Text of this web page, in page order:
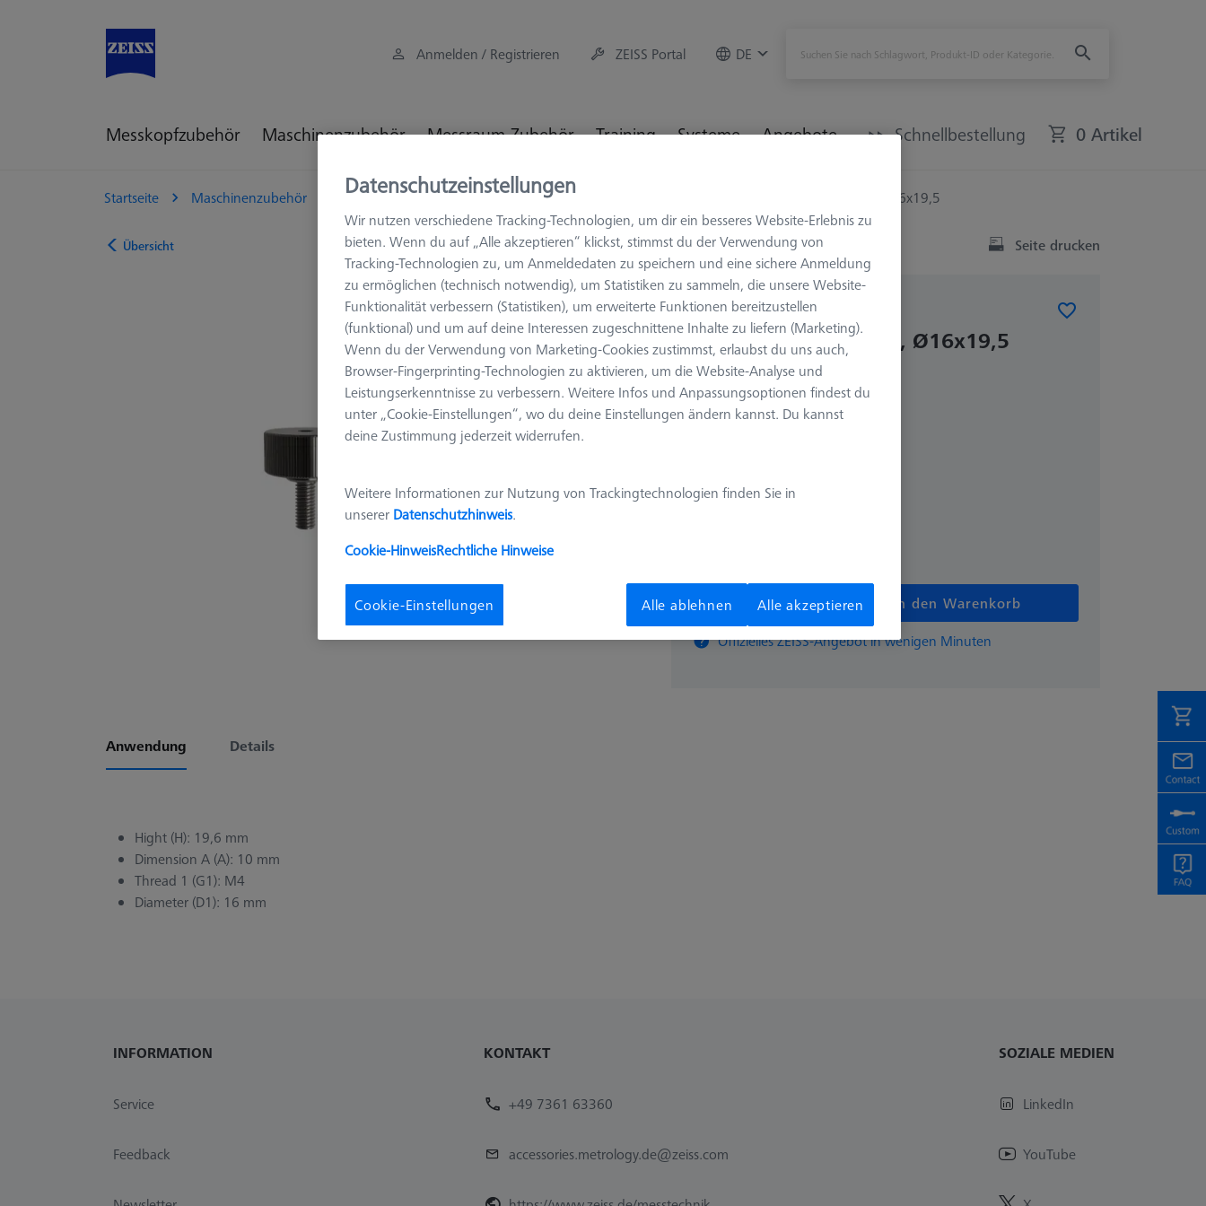
Anmelden / Registrieren ZEISS Portal DE
Messkopfzubehör Maschinenzubehör Messraum-Zubehör Training Systeme Angebote Schnellbestellung 0 Artikel
Startseite Maschinenzubehör KMG Zubehör Aufspannmittel Rändelschraube - M4, Ø16x19,5
Seite drucken
Übersicht
EINZELTEILE DER SETS
Rändelschraube - M4, Ø16x19,5
000000-0741-449
20,00 € zzgl. USt.
Stk
In den Warenkorb
Offizielles ZEISS-Angebot in wenigen Minuten
Anwendung Details
Hight (H): 19,6 mm
Dimension A (A): 10 mm
Thread 1 (G1): M4
Diameter (D1): 16 mm
INFORMATION
Service
Feedback
KONTAKT
+49 7361 63360
accessories.metrology.de@zeiss.com
SOZIALE MEDIEN
LinkedIn
YouTube
Datenschutzeinstellungen
Wir nutzen verschiedene Tracking-Technologien, um dir ein besseres Website-Erlebnis zu
bieten. Wenn du auf „Alle akzeptieren“ klickst, stimmst du der Verwendung von
Tracking-Technologien zu, um Anmeldedaten zu speichern und eine sichere Anmeldung
zu ermöglichen (technisch notwendig), um Statistiken zu sammeln, die unsere Website-
Funktionalität verbessern (Statistiken), um erweiterte Funktionen bereitzustellen
(funktional) und um auf deine Interessen zugeschnittene Inhalte zu liefern (Marketing).
Wenn du der Verwendung von Marketing-Cookies zustimmst, erlaubst du uns auch,
Browser-Fingerprinting-Technologien zu aktivieren, um die Website-Analyse und
Leistungserkenntnisse zu verbessern. Weitere Infos und Anpassungsoptionen findest du
unter „Cookie-Einstellungen“, wo du deine Einstellungen ändern kannst. Du kannst
deine Zustimmung jederzeit widerrufen.
Weitere Informationen zur Nutzung von Trackingtechnologien finden Sie in
unserer Datenschutzhinweis.
Cookie-HinweisRechtliche Hinweise
Cookie-Einstellungen Alle ablehnen Alle akzeptieren